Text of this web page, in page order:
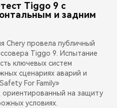
Tiggo 9 с
и задним
Chery провела публичный
Tiggo 9. Испытание
ключевых систем
сценариях аварий и
For Family»
ориентированный на защиту
условиях.